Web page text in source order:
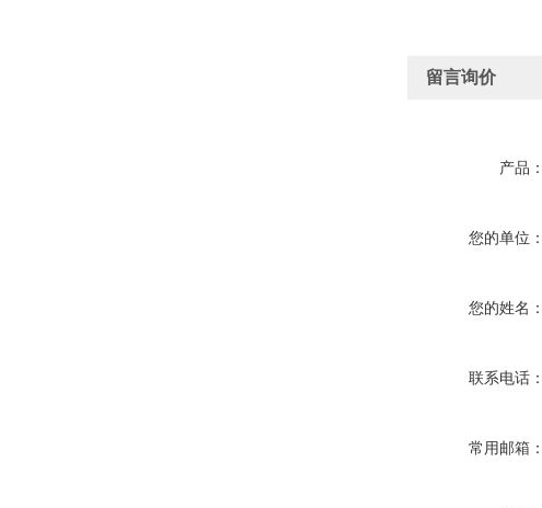
留言询价
产品：
您的单位：
您的姓名：
联系电话：
常用邮箱：